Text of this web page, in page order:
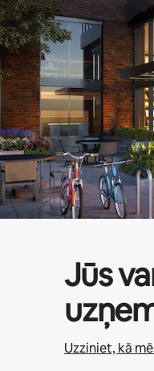
Jūs
Uzziniet, kā